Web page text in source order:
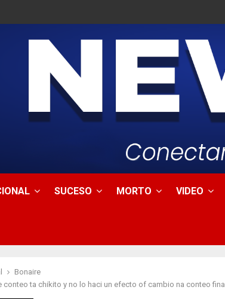
SUCESO MORTO VIDEO
Bonaire
conteo ta chikito y no lo haci un efecto of cambio na conteo final